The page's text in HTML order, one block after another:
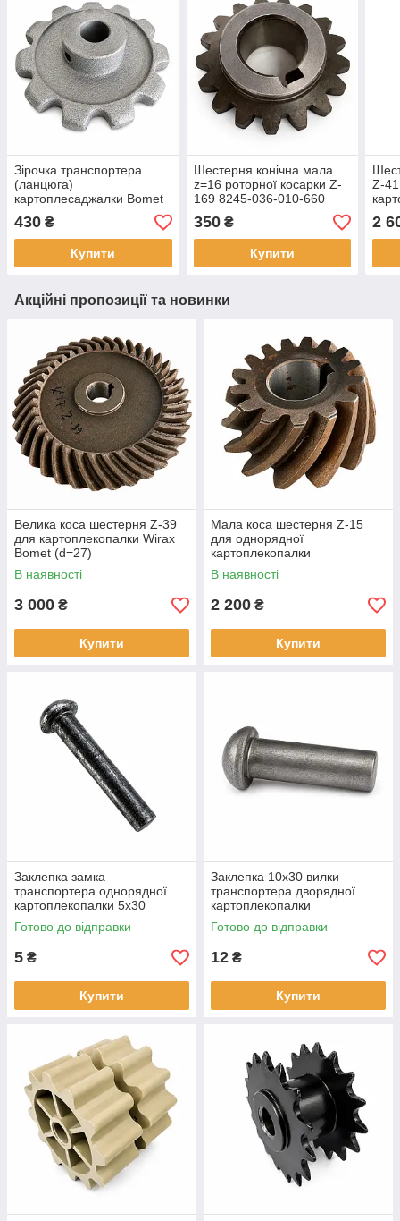
Зірочка транспортера
(ланцюга)
картоплесаджалки Bomet
430 ₴
Купити
Шестерня конічна мала
z=16 роторної косарки Z-
169 8245-036-010-660
350₴
Купити
Z-
2
Акційні пропозиції та новинки
Велика коса шестерня Z-39
для картоплекопалки Wirax
Bomet (d=27)
В наявності
3 000 ₴
Купити
Мала коса шестерня Z-15
для однорядної
картоплекопалки
В наявності
2 200 ₴
Купити
Заклепка замка
транспортера однорядної
картоплекопалки 5х30
Готово до відправки
5 ₴
Купити
Заклепка 10х30 вилки
транспортера дворядної
картоплекопалки
Готово до відправки
12 ₴
Купити